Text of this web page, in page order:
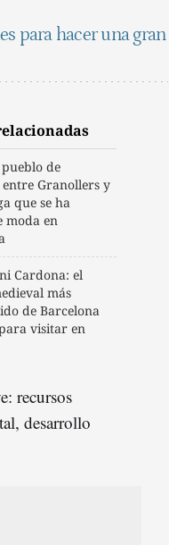
para hacer una gran
pueblo de
Granollers y
que se ha
moda en
Cardona: el
más
de Barcelona
visitar en
recursos
desarrollo